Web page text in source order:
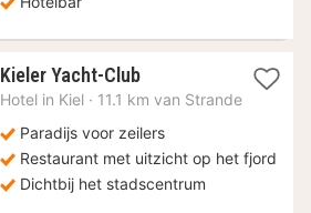
Kieler Yacht-Club1
nacht
126,72
€
Hotel in Kiel · 11.1 km van Strande
Paradijs voor zeilers
Restaurant met uitzicht op het fjord
Dichtbij het stadscentrum